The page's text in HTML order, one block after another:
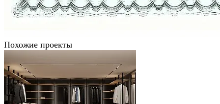
Похожие проекты